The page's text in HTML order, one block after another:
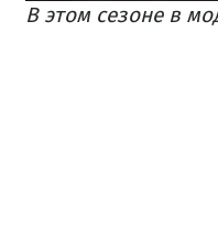
В этом сезоне в